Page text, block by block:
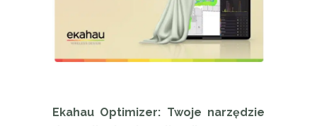
Ekahau Optimizer: Twoje narzędzie